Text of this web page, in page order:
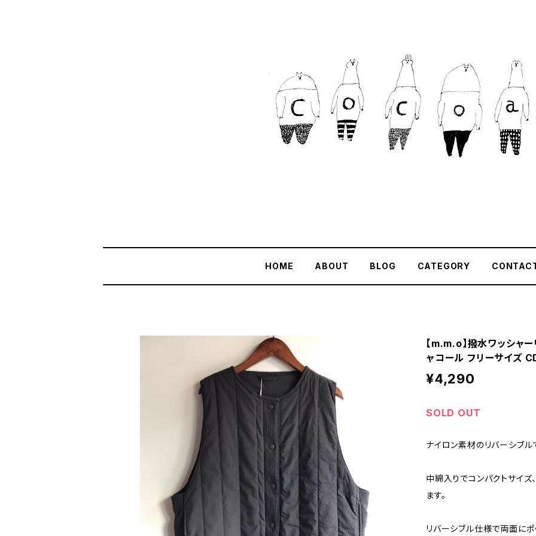
HOME ABOUT BLOG CATEGORY
【m.m.o】撥水ワッシャ
ャコール フリーサイズ
¥4,290
SOLD OUT
ナイロン素材のリバーシブル
中綿入りでコンパクトサイズ
ます。
リバーシブル仕様で両面にポ